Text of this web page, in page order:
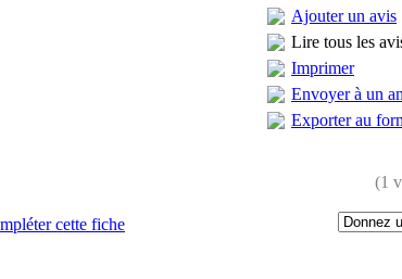
cette fiche
Ajouter un avis
Lire tous les
Imprimer
Envoyer à un
Exporter au
(1